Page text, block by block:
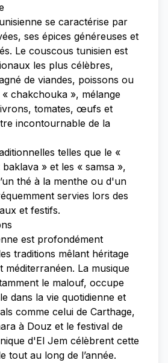
se caractérise par
ses épices généreuses et
Le couscous tunisien est
les plus célèbres,
de viandes, poissons ou
chakchouka », mélange
tomates, œufs et
incontournable de la
telles que le «
» et les « samsa »,
thé à la menthe ou d'un
servies lors des
et festifs.
est profondément
traditions mêlant héritage
méditerranéen. La musique
le malouf, occupe
dans la vie quotidienne et
comme celui de Carthage,
à Douz et le festival de
d'El Jem célèbrent cette
tout au long de l’année.